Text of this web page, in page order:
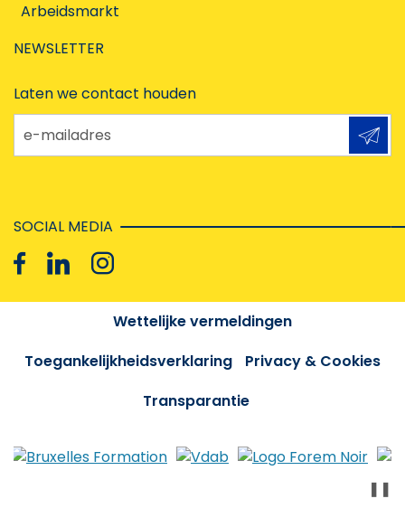
Arbeidsmarkt
NEWSLETTER
Laten we contact houden
e-mailadres
SOCIAL MEDIA
Wettelijke vermeldingen
Toegankelijkheidsverklaring
Privacy & Cookies
Transparantie
❚❚